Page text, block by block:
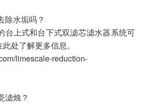
除水垢吗？
台上式和台下式双滤芯滤水器系统可
处了解更多信息。
limescale-reduction-
滤烛？